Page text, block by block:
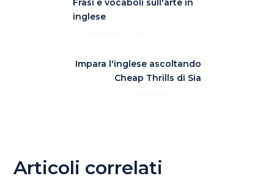
Frasi e vocaboli sull'arte in
inglese
Impara l'inglese ascoltando
Cheap Thrills di Sia
Articoli correlati